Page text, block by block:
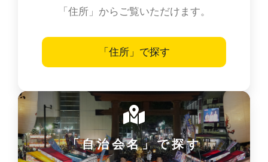
「住所」からご覧いただけます。
「住所」で探す
「自治会名」で探す